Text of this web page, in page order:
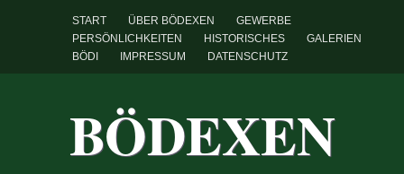
START ÜBER BÖDEXEN
GEWERBE
PERSÖNLICHKEITEN
HISTORISCHES
GALERIEN
BÖDI
IMPRESSUM DATENSCHUTZ
BÖDEXEN